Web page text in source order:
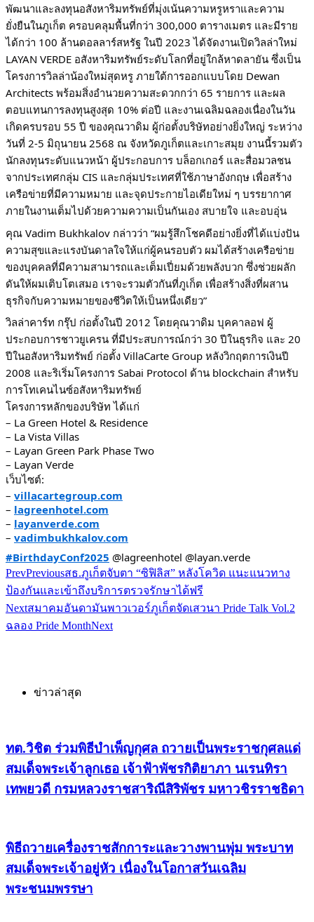
พัฒนาและลงทุนอสังหาริมทรัพย์ที่มุ่งเน้นความหรูหราและความ
ยั่งยืนในภูเก็ต ครอบคลุมพื้นที่กว่า 300,000 ตารางเมตร และมีราย
ได้กว่า 100 ล้านดอลลาร์สหรัฐ ในปี 2023 ได้จัดงานเปิดวิลล่าใหม่
LAYAN VERDE อสังหาริมทรัพย์ระดับโลกที่อยู่ใกล้หาดลายัน ซึ่งเป็น
โครงการวิลล่าน้องใหม่สุดหรู ภายใต้การออกแบบโดย Dewan
Architects พร้อมสิ่งอำนวยความสะดวกกว่า 65 รายการ และผล
ตอบแทนการลงทุนสูงสุด 10% ต่อปี และงานเฉลิมฉลองเนื่องในวัน
เกิดครบรอบ 55 ปี ของคุณวาดิม ผู้ก่อตั้งบริษัทอย่างยิ่งใหญ่ ระหว่าง
วันที่ 2-5 มิถุนายน 2568 ณ จังหวัดภูเก็ตและเกาะสมุย งานนี้รวมตัว
นักลงทุนระดับแนวหน้า ผู้ประกอบการ บล็อกเกอร์ และสื่อมวลชน
จากประเทศกลุ่ม CIS และกลุ่มประเทศที่ใช้ภาษาอังกฤษ เพื่อสร้าง
เครือข่ายที่มีความหมาย และจุดประกายไอเดียใหม่ ๆ บรรยากาศ
ภายในงานเต็มไปด้วยความความเป็นกันเอง สบายใจ และอบอุ่น
คุณ Vadim Bukhkalov กล่าวว่า “ผมรู้สึกโชคดีอย่างยิ่งที่ได้แบ่งปัน
ความสุขและแรงบันดาลใจให้แก่ผู้คนรอบตัว ผมได้สร้างเครือข่าย
ของบุคคลที่มีความสามารถและเต็มเปี่ยมด้วยพลังบวก ซึ่งช่วยผลัก
ดันให้ผมเติบโตเสมอ เราจะรวมตัวกันที่ภูเก็ต เพื่อสร้างสิ่งที่ผสาน
ธุรกิจกับความหมายของชีวิตให้เป็นหนึ่งเดียว”
วิลล่าคาร์ท กรุ๊ป ก่อตั้งในปี 2012 โดยคุณวาดิม บุคคาลอฟ ผู้
ประกอบการชาวยูเครน ที่มีประสบการณ์กว่า 30 ปีในธุรกิจ และ 20
ปีในอสังหาริมทรัพย์ ก่อตั้ง VillaCarte Group หลังวิกฤตการเงินปี
2008 และริเริ่มโครงการ Sabai Protocol ด้าน blockchain สำหรับ
การโทเคนไนซ์อสังหาริมทรัพย์
โครงการหลักของบริษัท ได้แก่
– La Green Hotel & Residence
– La Vista Villas
– Layan Green Park Phase Two
– Layan Verde
เว็บไซต์:
– villacartegroup.com
– lagreenhotel.com
– layanverde.com
– vadimbukhkalov.com
#BirthdayConf2025 @lagreenhotel @layan.verde
PrevPreviousสธ.ภูเก็ตจับตา “ซิฟิลิส” หลังโควิด แนะแนวทาง
ป้องกันและเข้าถึงบริการตรวจรักษาได้ฟรี
Nextสมาคมอันดามันพาวเวอร์ภูเก็ตจัดเสวนา Pride Talk Vol.2
ฉลอง Pride MonthNext
ข่าวล่าสุด
ทต.วิชิต ร่วมพิธีบำเพ็ญกุศล ถวายเป็นพระราชกุศลแด่
สมเด็จพระเจ้าลูกเธอ เจ้าฟ้าพัชรกิติยาภา นเรนทิรา
เทพยวดี กรมหลวงราชสาริณีสิริพัชร มหาวชิรราชธิดา
พิธีถวายเครื่องราชสักการะและวางพานพุ่ม พระบาท
สมเด็จพระเจ้าอยู่หัว เนื่องในโอกาสวันเฉลิม
พระชนมพรรษา